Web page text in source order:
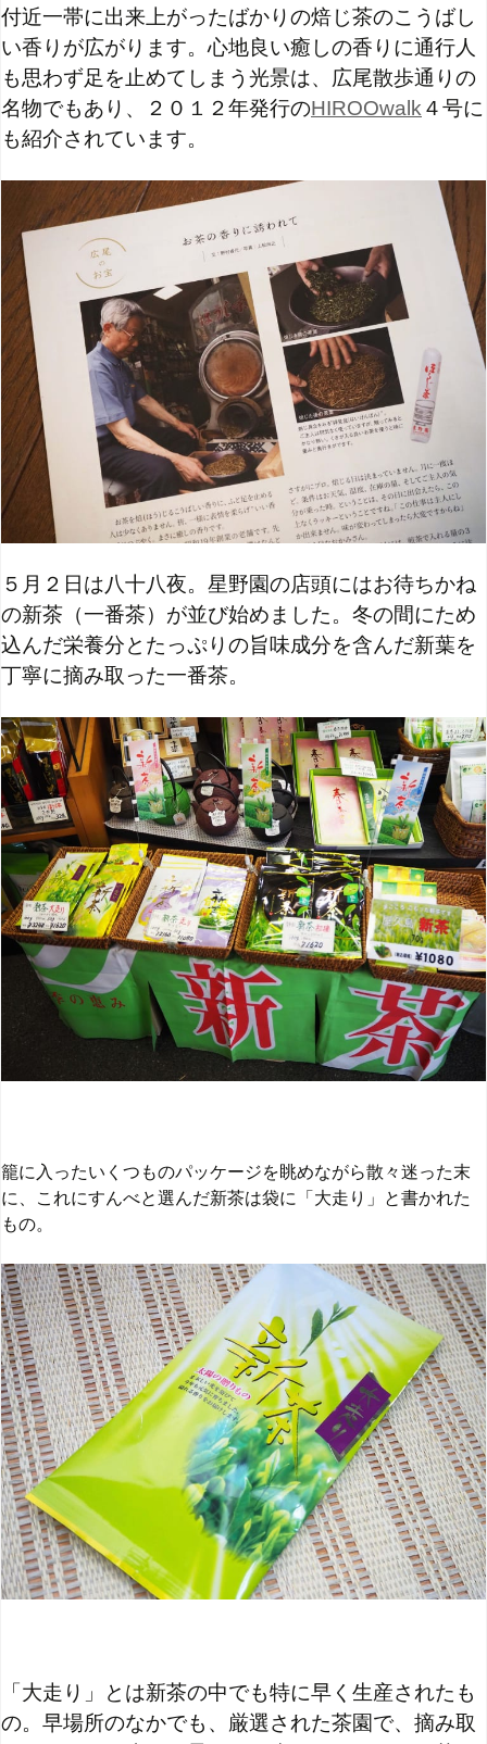
付近一帯に出来上がったばかりの焙じ茶のこうばし
い香りが広がります。心地良い癒しの香りに通行人
も思わず足を止めてしまう光景は、広尾散歩通りの
名物でもあり、２０１２年発行のHIROOwalk ４号に
も紹介されています。
５月２日は八十八夜。星野園の店頭にはお待ちかね
の新茶（一番茶）が並び始めました。冬の間にため
込んだ栄養分とたっぷりの旨味成分を含んだ新葉を
丁寧に摘み取った一番茶。
籠に入ったいくつものパッケージを眺めながら散々迷った末
に、これにすんべと選んだ新茶は袋に「大走り」と書かれた
もの。
「大走り」とは新茶の中でも特に早く生産されたも
の。早場所のなかでも、厳選された茶園で、摘み取